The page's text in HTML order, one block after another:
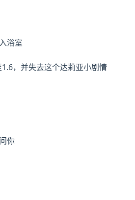
浴室
，并失去这个达莉亚小剧情
你